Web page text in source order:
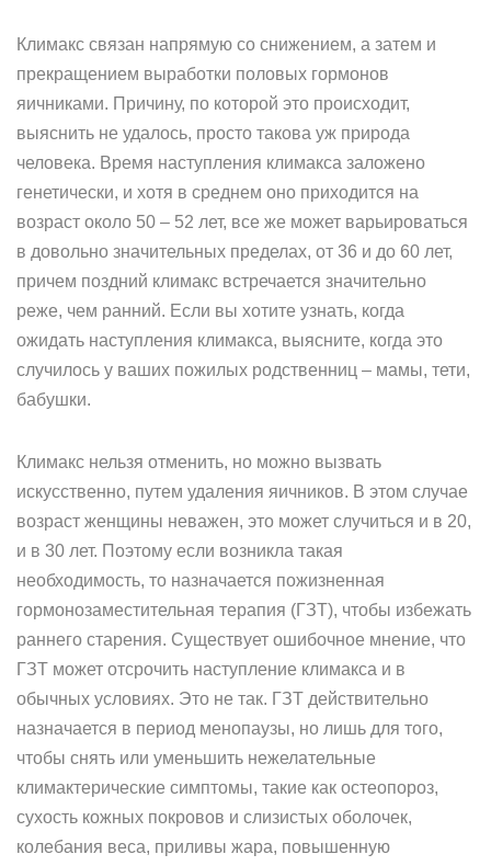
Климакс связан напрямую со снижением, а затем и
прекращением выработки половых гормонов
яичниками. Причину, по которой это происходит,
выяснить не удалось, просто такова уж природа
человека. Время наступления климакса заложено
генетически, и хотя в среднем оно приходится на
возраст около 50 – 52 лет, все же может варьироваться
в довольно значительных пределах, от 36 и до 60 лет,
причем поздний климакс встречается значительно
реже, чем ранний. Если вы хотите узнать, когда
ожидать наступления климакса, выясните, когда это
случилось у ваших пожилых родственниц – мамы, тети,
бабушки.
Климакс нельзя отменить, но можно вызвать
искусственно, путем удаления яичников. В этом случае
возраст женщины неважен, это может случиться и в 20,
и в 30 лет. Поэтому если возникла такая
необходимость, то назначается пожизненная
гормонозаместительная терапия (ГЗТ), чтобы избежать
раннего старения. Существует ошибочное мнение, что
ГЗТ может отсрочить наступление климакса и в
обычных условиях. Это не так. ГЗТ действительно
назначается в период менопаузы, но лишь для того,
чтобы снять или уменьшить нежелательные
климактерические симптомы, такие как остеопороз,
сухость кожных покровов и слизистых оболочек,
колебания веса, приливы жара, повышенную